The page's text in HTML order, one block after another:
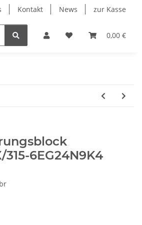
Kontakt News zur Kasse
0,00 €
Messtechnik
315-6EG24N9K4